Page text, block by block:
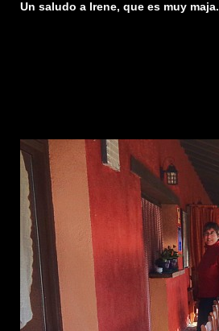
Un saludo a Irene, que es muy maja.